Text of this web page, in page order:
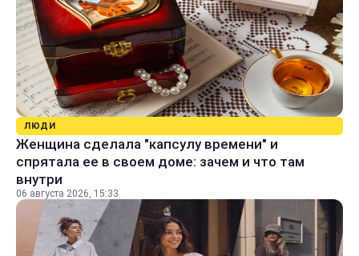
ЛЮДИ
Женщина сделала "капсулу времени" и
спрятала ее в своем доме: зачем и что там
внутри
06 августа 2026, 15:33